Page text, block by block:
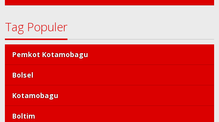
Tag Populer
Pemkot Kotamobagu
Bolsel
Kotamobagu
Boltim